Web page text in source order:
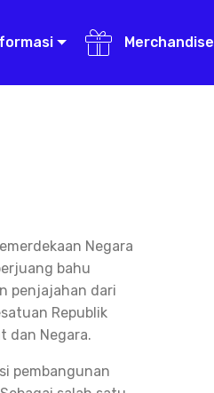
Merchandise
Negara
bahu
penjajahan dari
Republik
dan Negara.
pembangunan